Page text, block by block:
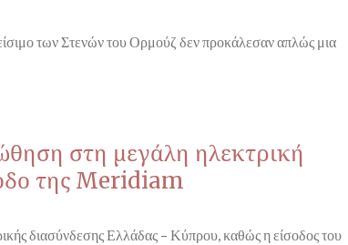
των Στενών του Ορμούζ δεν προκάλεσαν απλώς μια
στη μεγάλη ηλεκτρική
της Meridiam
διασύνδεσης Ελλάδας – Κύπρου, καθώς η είσοδος του